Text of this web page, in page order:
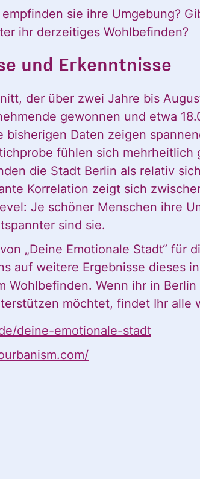
sie ihre Umgebung?
ihr derzeitiges Wohlbefinden?
und Erkenntnisse
der über zwei Jahre bis
gewonnen und etwa
bisherigen Daten zeigen
fühlen sich mehrheitlich
die Stadt Berlin als relativ
Korrelation zeigt sich
Je schöner Menschen ihre
sind sie.
„Deine Emotionale Stadt“ für
auf weitere Ergebnisse dieses
Wohlbefinden. Wenn ihr in
möchtet, findet Ihr alle
deine-emotionale-stadt
in mein